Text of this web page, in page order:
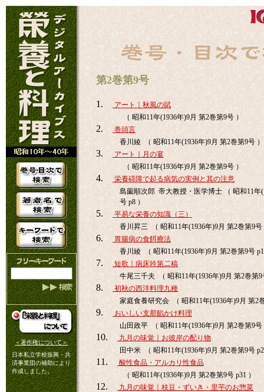
＜著作権について＞
日本私立学校振興・共
済事業団の補助により
作成しました。
第2巻第9号
1.
アート｜秋風の賦
（ 昭和11年(1936年)9月 第2巻第9号 ）
2.
巻頭言
香川綾 （ 昭和11年(1936年)9月 第2巻第9号 ）
3.
アート｜月の宴
（ 昭和11年(1936年)9月 第2巻第9号 ）
4.
栄養碍障で起る病気の実例と其の注意
島薗順次郎 帝大教授・医学博士 （ 昭和11年
号 p8 ）
5.
平易な栄養の知識（三）
香川昇三 （ 昭和11年(1936年)9月 第2巻第9号
6.
胃腸病の食餌療法
香川綾 （ 昭和11年(1936年)9月 第2巻第9号
7.
短歌｜病床吟第二稿
牛尾三千夫 （ 昭和11年(1936年)9月 第2巻第9
8.
初秋の西洋料理九種
家庭食養研究会 （ 昭和11年(1936年)9月 第2
9.
おいしい支那餡かけ料理
山田政平 （ 昭和11年(1936年)9月 第2巻第9号
10.
九月の味覚｜お彼岸の配り物
田中米 （ 昭和11年(1936年)9月 第2巻第9号
11.
酸性食品・アルカリ性食品
（ 昭和11年(1936年)9月 第2巻第9号 p31 ）
12.
九月の味覚｜枝豆・ずいき・里芋のお惣菜